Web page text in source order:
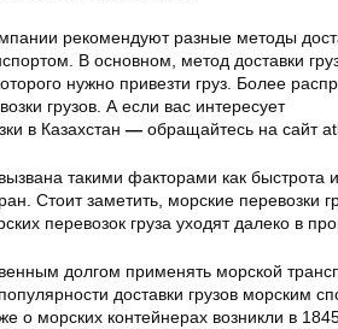
рекомендуют разные методы
В основном, метод доставки
нужно привезти груз. Более
грузов. А если вас интересует
в Казахстан — обращайтесь на сайт
такими факторами как быстрота
Cтоит заметить, морские перевозки
перевозок груза уходят далеко в
долгом применять морской
доставки грузов морским
о морских контейнерах возникли в 1845